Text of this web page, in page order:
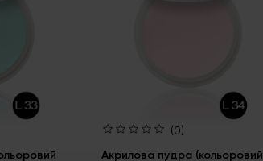
(0)
Акрилова пудра (кольоровий